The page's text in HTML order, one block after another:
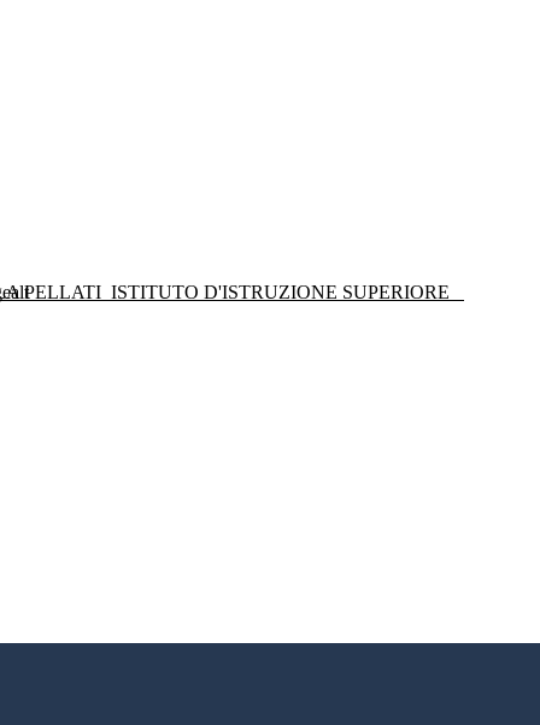
PELLATI ISTITUTO D'ISTRUZIONE SUPERIORE